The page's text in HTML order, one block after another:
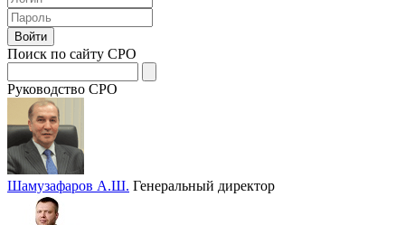
Поиск по сайту СРО
Руководство СРО
Шамузафаров А.Ш. Генеральный директор